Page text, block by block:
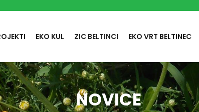
EKO KUL ZIC BELTINCI EKO VRT BELTINEC
NOVICE